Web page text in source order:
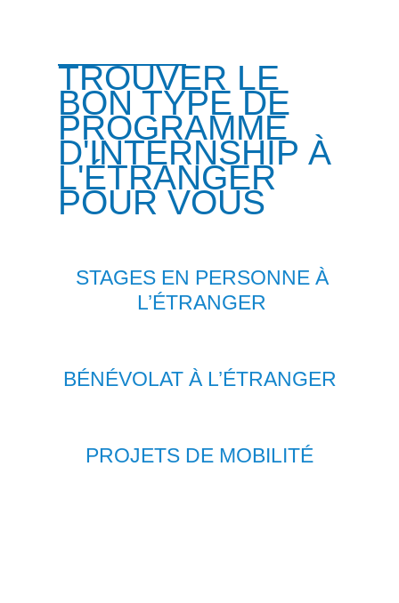
TROUVER LE
BON TYPE DE
PROGRAMME
D'INTERNSHIP À
L'ÉTRANGER
POUR VOUS
STAGES EN PERSONNE À
L’ÉTRANGER
BÉNÉVOLAT À L’ÉTRANGER
PROJETS DE MOBILITÉ